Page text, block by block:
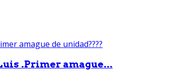
.Primer amague...